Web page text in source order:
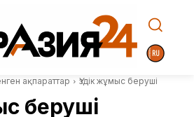
ақпараттар Үздік жұмыс беруші
беруші